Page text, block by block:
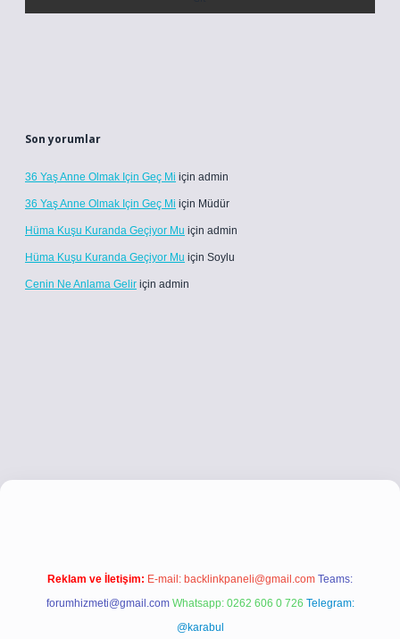
Son yorumlar
36 Yaş Anne Olmak Için Geç Mi için admin
36 Yaş Anne Olmak Için Geç Mi için Müdür
Hüma Kuşu Kuranda Geçiyor Mu için admin
Hüma Kuşu Kuranda Geçiyor Mu için Soylu
Cenin Ne Anlama Gelir için admin
betci girişbetci girişhiltonbet yeni giriş
Reklam ve İletişim: E-mail: backlinkpaneli@gmail.com Teams:
forumhizmeti@gmail.com Whatsapp: 0262 606 0 726 Telegram:
@karabul